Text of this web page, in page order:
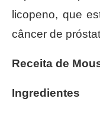
licopeno, que
câncer de
Receita de
Ingredientes